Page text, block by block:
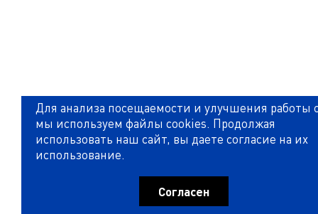
Для анализа посещаемости и улучшения работы
мы используем файлы cookies. Продолжая
использовать наш сайт, вы даете согласие на их
использование.